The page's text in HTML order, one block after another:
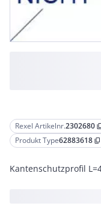
Rexel Artikelnr.2302680
Produkt Type62883618 content_copy
Kantenschutzprofil